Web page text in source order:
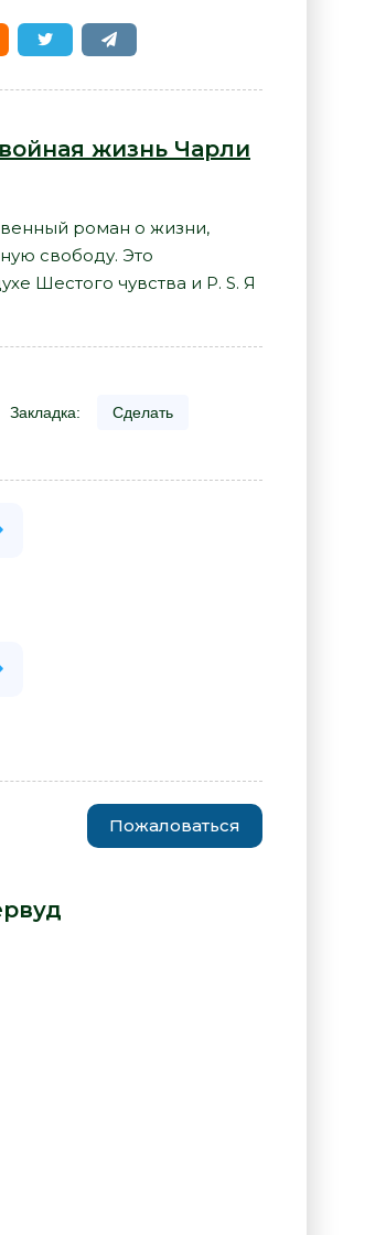
жизнь Чарли
роман о жизни,
свободу. Это
Шестого чувства и Р. S. Я
Закладка: Сделать
Пожаловаться